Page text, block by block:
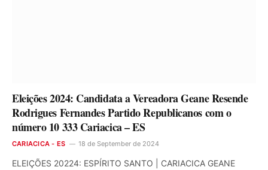
Eleições 2024: Candidata a Vereadora Geane Resende
Rodrigues Fernandes Partido Republicanos com o
número 10 333 Cariacica – ES
CARIACICA - ES 18 de September de 2024
ELEIÇÕES 20224: ESPÍRITO SANTO | CARIACICA GEANE